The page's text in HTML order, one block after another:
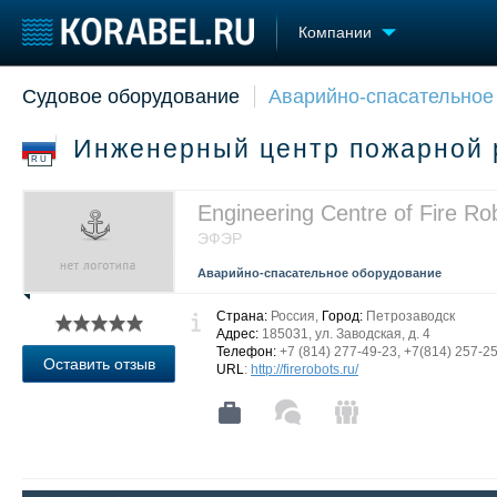
Компании
Судостроение
Новости
Репутация
Работа
Крюинг
Реклама
Торговая площадка
Продажа флота
Изделия
Материалы
Личности
Судовое оборудование Аварийно-
RU Инженерный центр пожарной
Engineering Centre of Fire
ЭФЭР
Аварийно-спасательное оборудование
Оставить отзыв
Страна: Россия, Город: Петрозаводск
Адрес: 185031, ул. Заводская, д. 4
Телефон: +7 (814) 277-49-23, +7(814) 257-
URL: http://firerobots.ru/